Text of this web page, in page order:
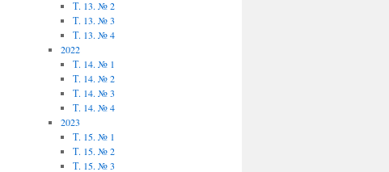
Т. 13. № 2
Т. 13. № 3
Т. 13. № 4
2022
Т. 14. № 1
Т. 14. № 2
Т. 14. № 3
Т. 14. № 4
2023
Т. 15. № 1
Т. 15. № 2
Т. 15. № 3